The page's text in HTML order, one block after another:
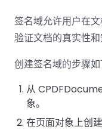
签名域允许用户在
验证文档的真实性和
创建签名域的步骤如
从
象。
在页面对象上创建